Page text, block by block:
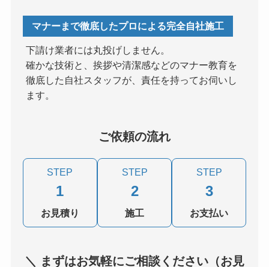
マナーまで徹底したプロによる完全自社施工
下請け業者には丸投げしません。
確かな技術と、挨拶や清潔感などのマナー教育を
徹底した自社スタッフが、責任を持ってお伺いし
ます。
ご依頼の流れ
STEP
1
お見積り
STEP
2
施工
STEP
3
お支払い
＼ まずはお気軽にご相談ください（お見